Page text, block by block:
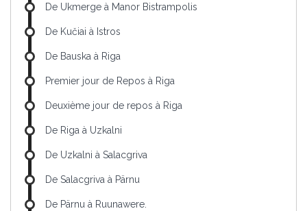
De Ukmerge à Manor Bistrampolis
De Kučiai à Istros
De Bauska à Riga
Premier jour de Repos à Riga
Deuxième jour de repos à Riga
De Riga à Uzkalni
De Uzkalni à Salacgriva
De Salacgriva à Pärnu
De Pärnu à Ruunawere.